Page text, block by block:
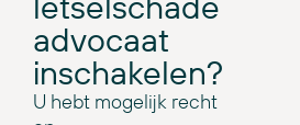
advocaat
inschakelen?
U hebt mogelijk recht